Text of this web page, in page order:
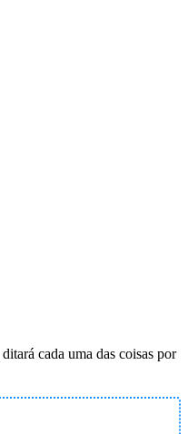
cada uma das coisas por